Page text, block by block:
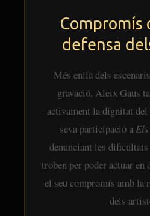
Compromís
defensa
Més enllà dels
gravació, Aleix Gaus
activament la dignitat
seva participació a
denunciant les
troben per poder actuar
el seu compromís amb la
dels